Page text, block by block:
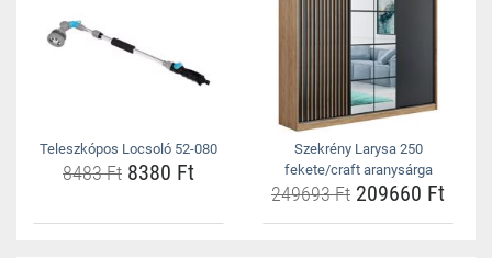
Teleszkópos Locsoló 52-080
8483 Ft 8380 Ft
Szekrény Larysa 250
fekete/craft aranysárga
249693 Ft 209660 Ft